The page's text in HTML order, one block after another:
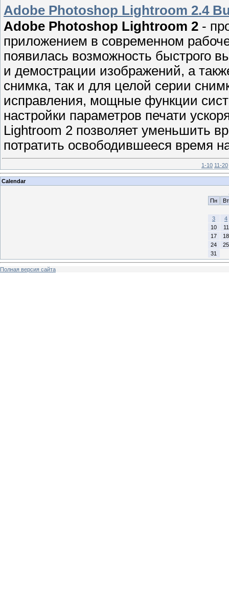
Adobe Photoshop Lightroom 2.4
Adobe Photoshop Lightroom 2 -
приложением в современном
появилась возможность быстрого
и демострации изображений, а
снимка, так и для целой серии
исправления, мощные функции
настройки параметров печати
Lightroom 2 позволяет уменьшить
потратить освободившееся время
1-10 11-20
Calendar
Пн
Вт
3
4
10
11
17
18
24
25
31
Полная версия сайта